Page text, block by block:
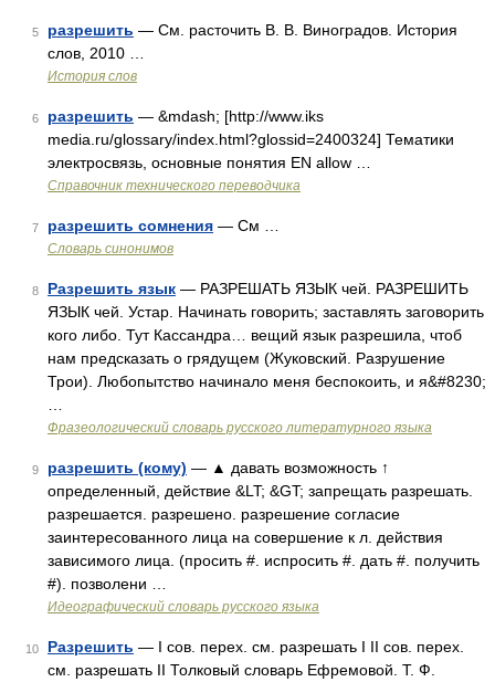
5 разрешить — См. расточить В. В. Виноградов. История
слов, 2010 …
История слов
6 разрешить — &mdash; [http://www.iks
media.ru/glossary/index.html?glossid=2400324] Тематики
электросвязь, основные понятия EN allow …
Справочник технического переводчика
7 разрешить сомнения — См …
Словарь синонимов
8 Разрешить язык — РАЗРЕШАТЬ ЯЗЫК чей. РАЗРЕШИТЬ
ЯЗЫК чей. Устар. Начинать говорить; заставлять заговорить
кого либо. Тут Кассандра… вещий язык разрешила, чтоб
нам предсказать о грядущем (Жуковский. Разрушение
Трои). Любопытство начинало меня беспокоить, и я&#8230;
Фразеологический словарь русского литературного языка
9 разрешить (кому) — ▲ давать возможность ↑
определенный, действие &LT; &GT; запрещать разрешать.
разрешается. разрешено. разрешение согласие
заинтересованного лица на совершение к л. действия
зависимого лица. (просить #. испросить #. дать #. получить
#). позволени …
Идеографический словарь русского языка
10 Разрешить — I сов. перех. см. разрешать I II сов. перех.
см. разрешать II Толковый словарь Ефремовой. Т. Ф.